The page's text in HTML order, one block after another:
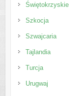
Świętokrzyskie
Szkocja
Szwajcaria
Tajlandia
Turcja
Urugwaj